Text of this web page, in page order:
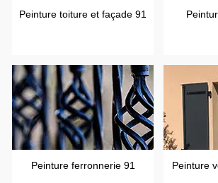
Peinture toiture et façade 91
Peinture ferronnerie 91 Peinture